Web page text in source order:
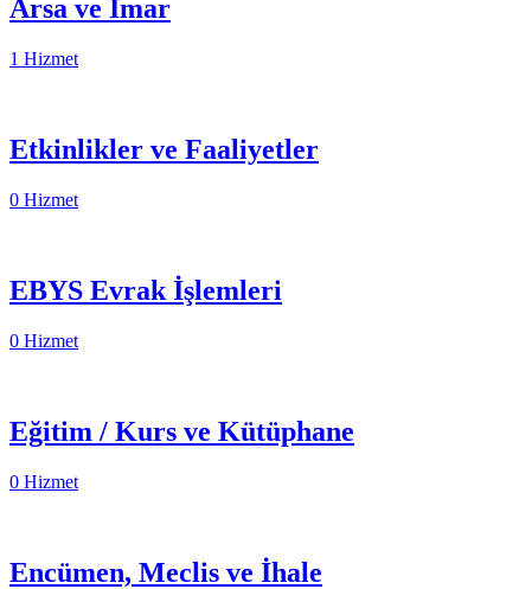
Arsa ve İmar
1 Hizmet
Etkinlikler ve Faaliyetler
0 Hizmet
EBYS Evrak İşlemleri
0 Hizmet
Eğitim / Kurs ve Kütüphane
0 Hizmet
Encümen, Meclis ve İhale